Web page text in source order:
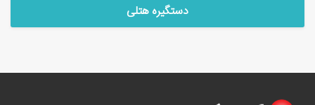
دستگیره هتلی